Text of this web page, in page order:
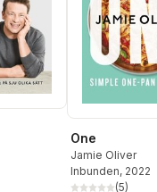
Totalt antal röster:
One
Jamie Oliver
Inbunden, 2022
(5)